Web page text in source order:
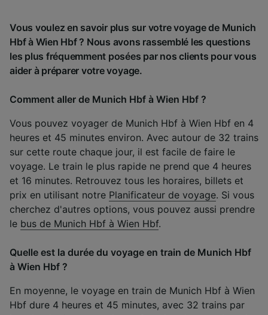
Vous voulez en savoir plus sur votre voyage de Munich
Hbf à Wien Hbf ? Nous avons rassemblé les questions
les plus fréquemment posées par nos clients pour vous
aider à préparer votre voyage.
Comment aller de Munich Hbf à Wien Hbf ?
Vous pouvez voyager de Munich Hbf à Wien Hbf en 4
heures et 45 minutes environ. Avec autour de 32 trains
sur cette route chaque jour, il est facile de faire le
voyage. Le train le plus rapide ne prend que 4 heures
et 16 minutes. Retrouvez tous les horaires, billets et
prix en utilisant notre Planificateur de voyage. Si vous
cherchez d'autres options, vous pouvez aussi prendre
le bus de Munich Hbf à Wien Hbf.
Quelle est la durée du voyage en train de Munich Hbf
à Wien Hbf ?
En moyenne, le voyage en train de Munich Hbf à Wien
Hbf dure 4 heures et 45 minutes, avec 32 trains par